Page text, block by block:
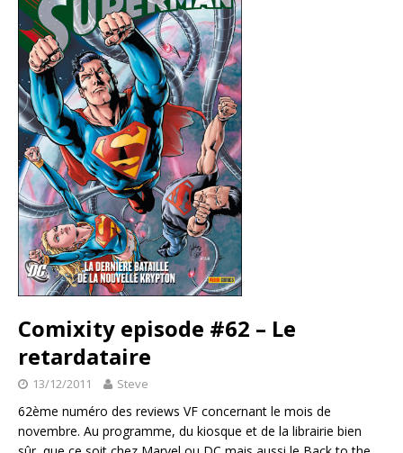
Comixity episode #62 – Le
retardataire
13/12/2011 Steve
62ème numéro des reviews VF concernant le mois de
novembre. Au programme, du kiosque et de la librairie bien